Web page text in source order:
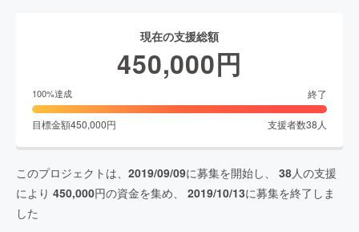
現在の支援総額
450,000円
100%達成 終了
目標金額450,000円 支援者数38 人
このプロジェクトは、 2019/09/09に募集を開始し、 38人の支援
により 450,000円の資金を集め、 2019/10/13に募集を終了しま
した